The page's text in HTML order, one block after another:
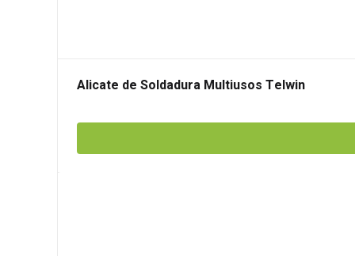
Alicate de Soldadura Multiusos Telwin